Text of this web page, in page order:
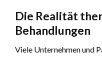
Die Realität
Behandlungen
Viele Unternehmen und